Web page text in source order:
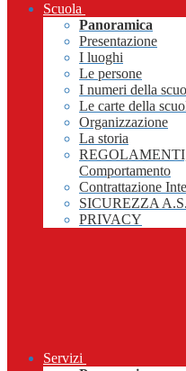
Scuola
Panoramica
Presentazione
I luoghi
Le persone
I numeri della
Le carte della
Organizzazione
La storia
Comportamento
Contrattazione
SICUREZZA
PRIVACY
Servizi